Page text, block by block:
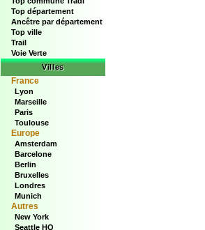
Top département
Ancêtre par département
Top ville
Trail
Voie Verte
Villes
France
Lyon
Marseille
Paris
Toulouse
Europe
Amsterdam
Barcelone
Berlin
Bruxelles
Londres
Munich
Autres
New York
Seattle HQ